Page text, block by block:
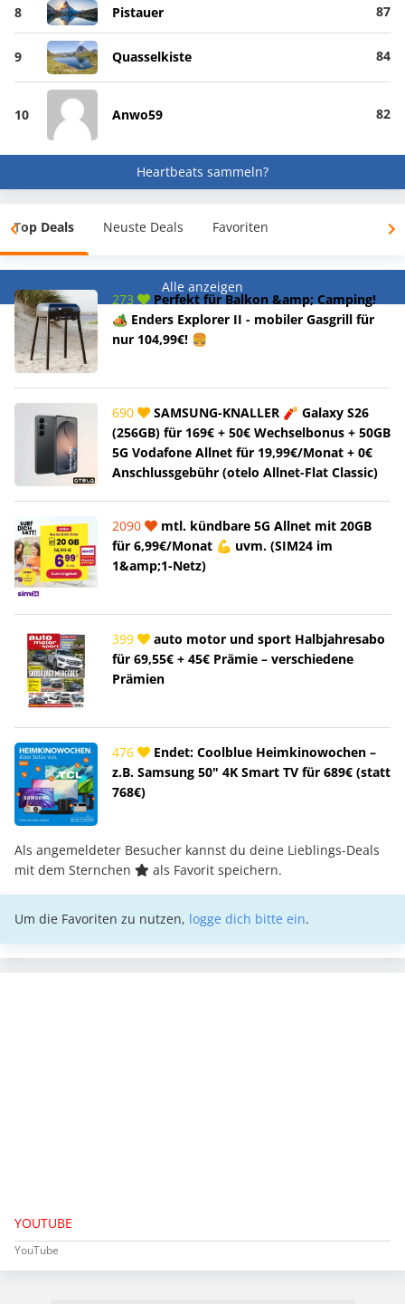
8 Pistauer 87
9 Quasselkiste 84
10 Anwo59 82
Heartbeats sammeln?
Top Deals Neuste Deals Favoriten
Alle anzeigen
273
Perfekt für Balkon &amp; Camping!
🏕️ Enders Explorer II - mobiler Gasgrill für
nur 104,99€! 🍔
690
SAMSUNG-KNALLER 🧨 Galaxy S26
(256GB) für 169€ + 50€ Wechselbonus + 50GB
5G Vodafone Allnet für 19,99€/Monat + 0€
Anschlussgebühr (otelo Allnet-Flat Classic)
2090
mtl. kündbare 5G Allnet mit 20GB
für 6,99€/Monat 💪 uvm. (SIM24 im
1&amp;1-Netz)
399
auto motor und sport Halbjahresabo
für 69,55€ + 45€ Prämie – verschiedene
Prämien
476
Endet: Coolblue Heimkinowochen –
z.B. Samsung 50" 4K Smart TV für 689€ (statt
768€)
Als angemeldeter Besucher kannst du deine Lieblings-Deals
mit dem Sternchen
als Favorit speichern.
Um die Favoriten zu nutzen, logge dich bitte ein.
YOUTUBE
YouTube